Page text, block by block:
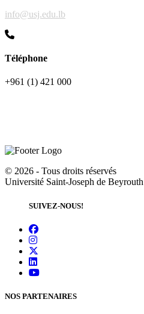
info@usj.edu.lb
Téléphone
+961 (1) 421 000
© 2026 - Tous droits réservés
Université Saint-Joseph de Beyrouth
SUIVEZ-NOUS!
NOS PARTENAIRES